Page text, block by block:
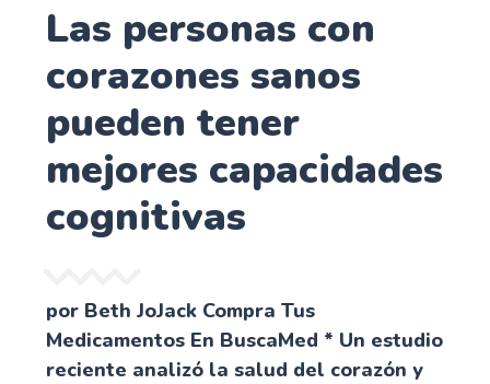
Las personas con
corazones sanos
pueden tener
mejores capacidades
cognitivas
por Beth JoJack Compra Tus
Medicamentos En BuscaMed * Un estudio
reciente analizó la salud del corazón y